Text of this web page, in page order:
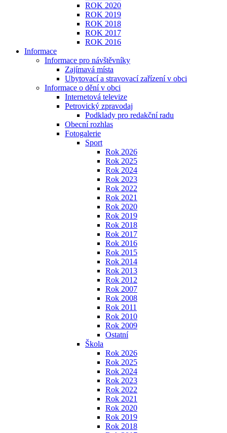
ROK 2020
ROK 2019
ROK 2018
ROK 2017
ROK 2016
Informace
Informace pro návštěvníky
Zajímavá místa
Ubytovací a stravovací zařízení v obci
Informace o dění v obci
Internetová televize
Petrovický zpravodaj
Podklady pro redakční radu
Obecní rozhlas
Fotogalerie
Sport
Rok 2026
Rok 2025
Rok 2024
Rok 2023
Rok 2022
Rok 2021
Rok 2020
Rok 2019
Rok 2018
Rok 2017
Rok 2016
Rok 2015
Rok 2014
Rok 2013
Rok 2012
Rok 2007
Rok 2008
Rok 2011
Rok 2010
Rok 2009
Ostatní
Škola
Rok 2026
Rok 2025
Rok 2024
Rok 2023
Rok 2022
Rok 2021
Rok 2020
Rok 2019
Rok 2018